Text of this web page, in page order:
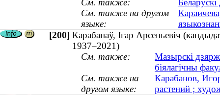
См. также:
См. также на другом
языке:
[200] Карабанаў, Ігар Арсеньевіч
1937–2021)
См. также:
Мазырскі
біялагічны
См. также на
другом языке:
Карабанов,
растений ;